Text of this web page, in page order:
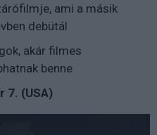
ami a másik
debütál
akár filmes
benne
7. (USA)